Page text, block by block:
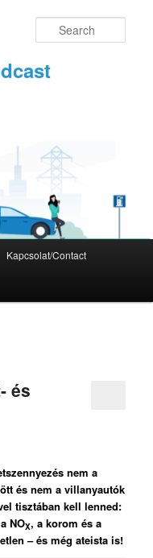
Kapcsolat/Contact
és
nem a
és nem a villanyautók
tisztában kell lenned:
NOX, a korom és a
– és még ateista is!